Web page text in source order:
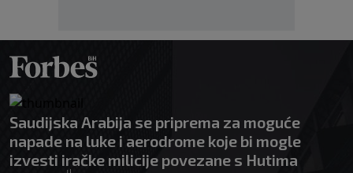
Saudijska Arabija se priprema za moguće
napade na luke i aerodrome koje bi mogle
izvesti iračke milicije povezane s Hutima